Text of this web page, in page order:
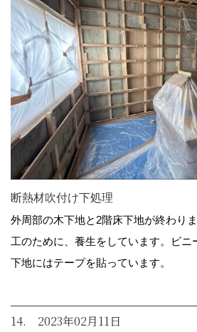
断熱材吹付け下処理
外周部の木下地と2階床下地が終わり
工のために、養生をしています。ビニ
下地にはテープを貼っています。
14. 2023年02月11日